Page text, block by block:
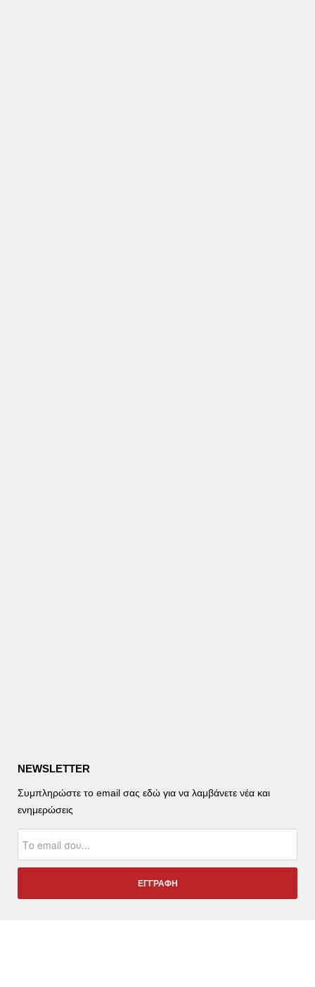
NEWSLETTER
Συμπληρώστε το email σας εδώ για να λαμβάνετε νέα και
ενημερώσεις